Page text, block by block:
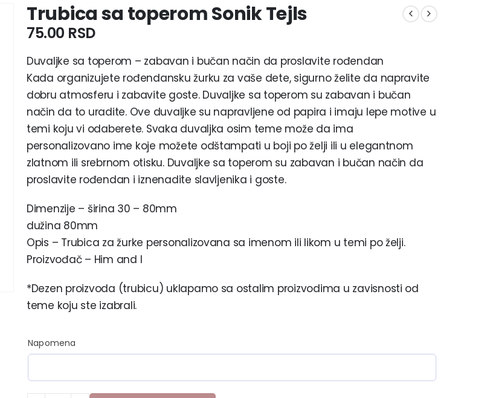
Trubica sa toperom Sonik Tejls
75.00 RSD
Duvaljke sa toperom – zabavan i bučan način da proslavite rođendan
Kada organizujete rođendansku žurku za vaše dete, sigurno želite da napravite
dobru atmosferu i zabavite goste. Duvaljke sa toperom su zabavan i bučan
način da to uradite. Ove duvaljke su napravljene od papira i imaju lepe motive u
temi koju vi odaberete. Svaka duvaljka osim teme može da ima
personalizovano ime koje možete odštampati u boji po želji ili u elegantnom
zlatnom ili srebrnom otisku. Duvaljke sa toperom su zabavan i bučan način da
proslavite rođendan i iznenadite slavljenika i goste.
Dimenzije – širina 30 – 80mm
dužina 80mm
Opis – Trubica za žurke personalizovana sa imenom ili likom u temi po želji.
Proizvođač – Him and I
*Dezen proizvoda (trubicu) uklapamo sa ostalim proizvodima u zavisnosti od
teme koju ste izabrali.
Napomena